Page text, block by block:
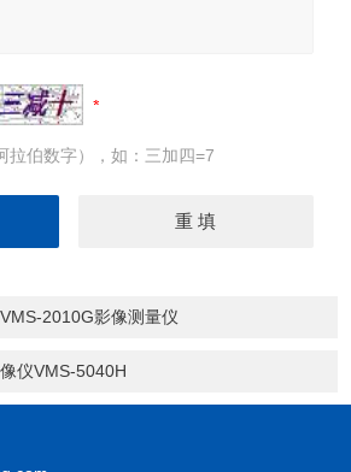
拉伯数字），如：三加四=7
2010G影像测量仪
仪VMS-5040H